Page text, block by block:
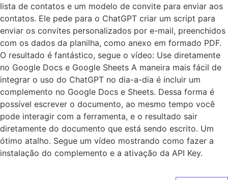
lista de contatos e um modelo de convite para enviar aos
contatos. Ele pede para o ChatGPT criar um script para
enviar os convites personalizados por e-mail, preenchidos
com os dados da planilha, como anexo em formado PDF.
O resultado é fantástico, segue o vídeo: Use diretamente
no Google Docs e Google Sheets A maneira mais fácil de
integrar o uso do ChatGPT no dia-a-dia é incluir um
complemento no Google Docs e Sheets. Dessa forma é
possível escrever o documento, ao mesmo tempo você
pode interagir com a ferramenta, e o resultado sair
diretamente do documento que está sendo escrito. Um
ótimo atalho. Segue um vídeo mostrando como fazer a
instalação do complemento e a ativação da API Key.